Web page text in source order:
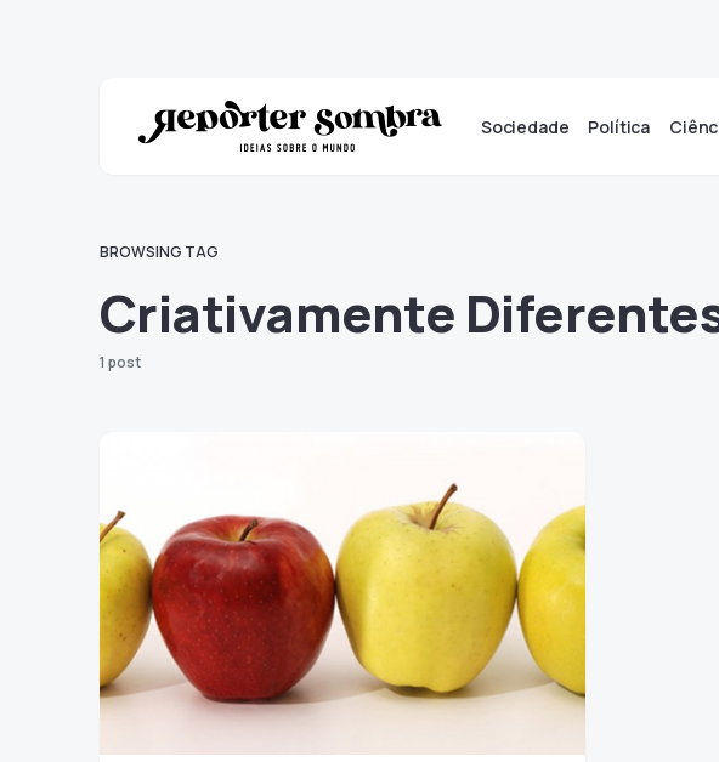
Sociedade Política
BROWSING TAG
Criativamente
1 post